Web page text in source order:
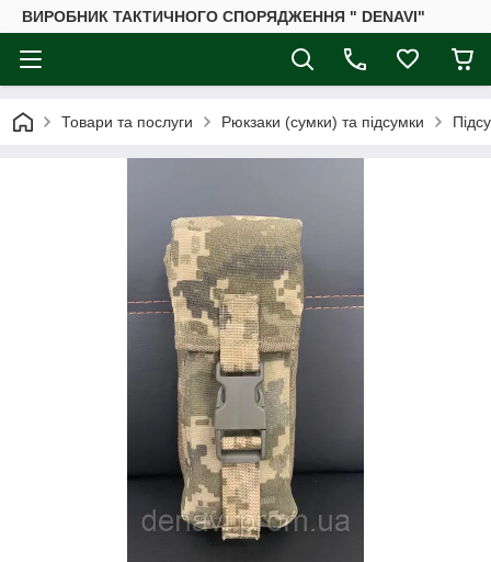
ВИРОБНИК ТАКТИЧНОГО СПОРЯДЖЕННЯ " DENAVI"
Товари та послуги Рюкзаки (сумки) та підсумки